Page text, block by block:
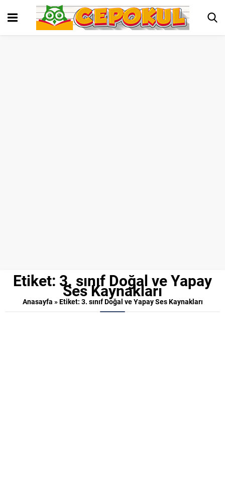
Etiket: 3. sınıf Doğal ve Yapay
Ses Kaynakları
Anasayfa »Etiket: 3. sınıf Doğal ve Yapay Ses Kaynakları